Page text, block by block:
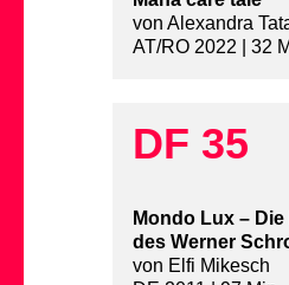
von Alexandra
AT/RO 2022 | 32
DF 35
Mondo Lux –
des Werner
von Elfi Mikesch